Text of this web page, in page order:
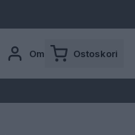
Oma tili Ostoskori